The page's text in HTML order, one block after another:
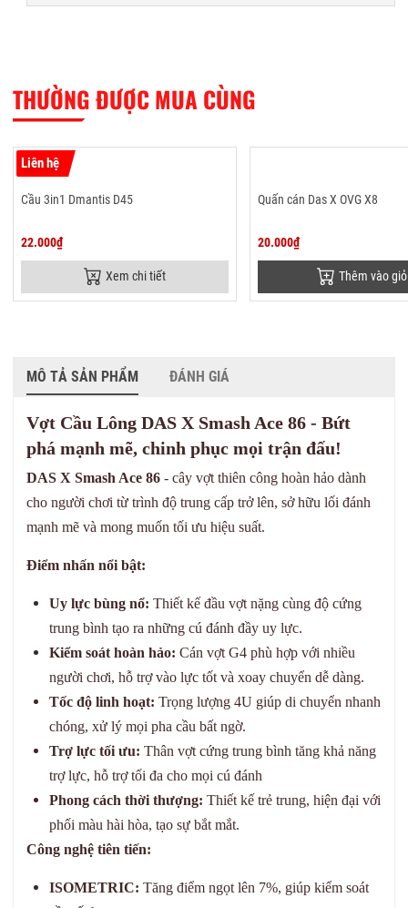
THƯỜNG ĐƯỢC MUA CÙNG
Liên hệ
Cầu 3in1 Dmantis D45
22.000₫
Xem chi tiết
Quấn cán Das X OVG X8
20.000₫
Thêm vào giỏ
MÔ TẢ SẢN PHẨM ĐÁNH GIÁ
Vợt Cầu Lông DAS X Smash Ace 86 - Bứt
phá mạnh mẽ, chinh phục mọi trận đấu!
DAS X Smash Ace 86 - cây vợt thiên công hoàn hảo dành
cho người chơi từ trình độ trung cấp trở lên, sở hữu lối đánh
mạnh mẽ và mong muốn tối ưu hiệu suất.
Điểm nhấn nổi bật:
Uy lực bùng nổ: Thiết kế đầu vợt nặng cùng độ cứng
trung bình tạo ra những cú đánh đầy uy lực.
Kiểm soát hoàn hảo: Cán vợt G4 phù hợp với nhiều
người chơi, hỗ trợ vào lực tốt và xoay chuyển dễ dàng.
Tốc độ linh hoạt: Trọng lượng 4U giúp di chuyển nhanh
chóng, xử lý mọi pha cầu bất ngờ.
Trợ lực tối ưu: Thân vợt cứng trung bình tăng khả năng
trợ lực, hỗ trợ tối đa cho mọi cú đánh
Phong cách thời thượng: Thiết kế trẻ trung, hiện đại với
phối màu hài hòa, tạo sự bắt mắt.
Công nghệ tiên tiến:
ISOMETRIC: Tăng điểm ngọt lên 7%, giúp kiểm soát